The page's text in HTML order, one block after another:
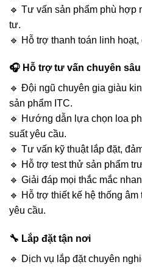
🔹 Tư vấn sản phẩm phù hợp
tư.
🔹 Hỗ trợ thanh toán linh
🎧 Hỗ trợ tư vấn chuyên sâu
🔹 Đội ngũ chuyên gia giàu
sản phẩm ITC.
🔹 Hướng dẫn lựa chọn loa
suất yêu cầu.
🔹 Tư vấn kỹ thuật lắp đặt,
🔹 Hỗ trợ test thử sản phẩm
🔹 Giải đáp mọi thắc mắc
🔹 Hỗ trợ thiết kế hệ thống
yêu cầu.
🔧 Lắp đặt tận nơi
🔹 Dịch vụ lắp đặt chuyên